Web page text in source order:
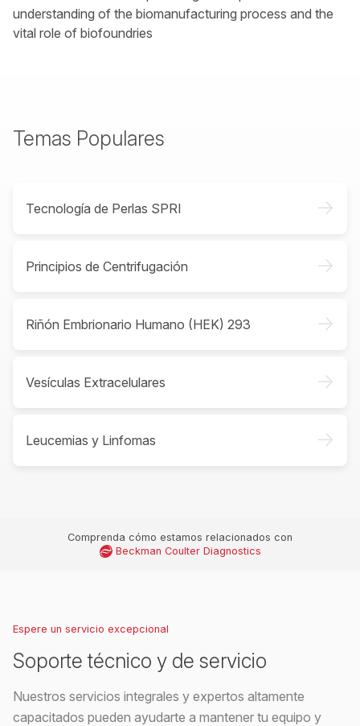
understanding of the biomanufacturing process and the
vital role of biofoundries
Temas Populares
Tecnología de Perlas SPRI ->
Principios de Centrifugación ->
Riñón Embrionario Humano (HEK) 293 ->
Vesículas Extracelulares ->
Leucemias y Linfomas ->
Comprenda cómo estamos relacionados con
Beckman Coulter Diagnostics
Espere un servicio excepcional
Soporte técnico y de servicio
Nuestros servicios integrales y expertos altamente
capacitados pueden ayudarte a mantener tu equipo y